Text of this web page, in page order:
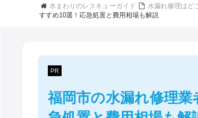
水まわりのレスキューガイド 水漏れ修理はど
すすめ10選！応急処置と費用相場も解説
PR
福岡市の水漏れ修理